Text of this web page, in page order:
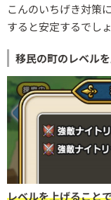
こんのいちげき対策
すると安定するでしょ
移民の町のレベル
レベルを上げること